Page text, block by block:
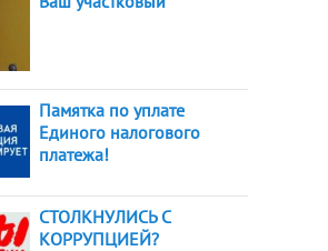
Памятка по уплате
Единого налогового
платежа!
СТОЛКНУЛИСЬ С
КОРРУПЦИЕЙ?